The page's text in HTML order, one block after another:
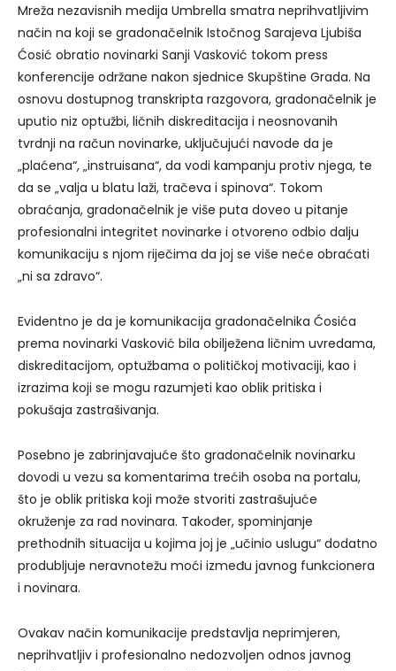
Mreža nezavisnih medija Umbrella smatra neprihvatljivim
način na koji se gradonačelnik Istočnog Sarajeva Ljubiša
Ćosić obratio novinarki Sanji Vasković tokom press
konferencije održane nakon sjednice Skupštine Grada. Na
osnovu dostupnog transkripta razgovora, gradonačelnik je
uputio niz optužbi, ličnih diskreditacija i neosnovanih
tvrdnji na račun novinarke, uključujući navode da je
„plaćena“, „instruisana“, da vodi kampanju protiv njega, te
da se „valja u blatu laži, tračeva i spinova“. Tokom
obraćanja, gradonačelnik je više puta doveo u pitanje
profesionalni integritet novinarke i otvoreno odbio dalju
komunikaciju s njom riječima da joj se više neće obraćati
„ni sa zdravo“.
Evidentno je da je komunikacija gradonačelnika Ćosića
prema novinarki Vasković bila obilježena ličnim uvredama,
diskreditacijom, optužbama o političkoj motivaciji, kao i
izrazima koji se mogu razumjeti kao oblik pritiska i
pokušaja zastrašivanja.
Posebno je zabrinjavajuće što gradonačelnik novinarku
dovodi u vezu sa komentarima trećih osoba na portalu,
što je oblik pritiska koji može stvoriti zastrašujuće
okruženje za rad novinara. Također, spominjanje
prethodnih situacija u kojima joj je „učinio uslugu“ dodatno
produbljuje neravnotežu moći između javnog funkcionera
i novinara.
Ovakav način komunikacije predstavlja neprimjeren,
neprihvatljiv i profesionalno nedozvoljen odnos javnog